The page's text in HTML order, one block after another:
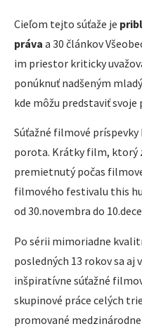
Cieľom tejto súťaže je
práva a 30 článkov
im priestor kriticky
ponúknuť nadšeným
kde môžu predstaviť svoje
Súťažné filmové
porota. Krátky film, ktorý
premietnutý počas
filmového festivalu this
od 30.novembra do
Po sérii mimoriadne
posledných 13 rokov sa aj
inšpiratívne súťažné
skupinové práce celých
promované